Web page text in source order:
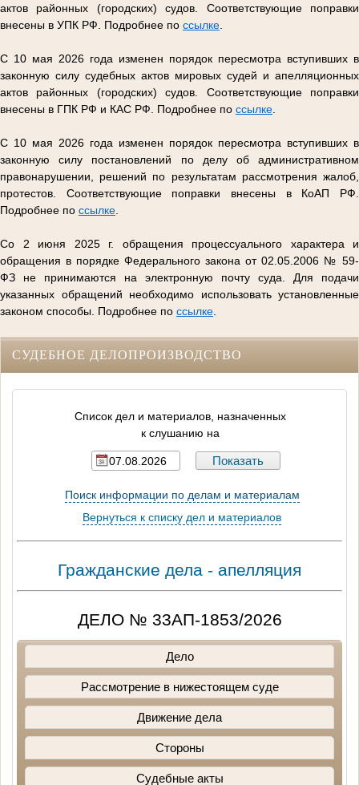
актов районных (городских) судов. Соответствующие поправки
внесены в УПК РФ. Подробнее по ссылке
С 10 мая 2026 года изменен порядок пересмотра вступивших в
законную силу судебных актов мировых судей и апелляционных
актов районных (городских) судов. Соответствующие поправки
внесены в ГПК РФ и КАС РФ. Подробнее по ссылке
С 10 мая 2026 года изменен порядок пересмотра вступивших в
законную силу постановлений по делу об административном
правонарушении, решений по результатам рассмотрения жалоб,
протестов. Соответствующие поправки внесены в КоАП РФ.
Подробнее по ссылке
Со 2 июня 2025 г. обращения процессуального характера и
обращения в порядке Федерального закона от 02.05.2006 № 59-
ФЗ не принимаются на электронную почту суда. Для подачи
указанных обращений необходимо использовать установленные
законом способы. Подробнее по ссылке
СУДЕБНОЕ ДЕЛОПРОИЗВОДСТВО
Список дел и материалов, назначенных
к слушанию на
Поиск информации по делам и материалам
Вернуться к списку дел и материалов
Гражданские дела - апелляция
ДЕЛО № 33АП-1853/2026
Дело
Рассмотрение в нижестоящем суде
Движение дела
Стороны
Судебные акты